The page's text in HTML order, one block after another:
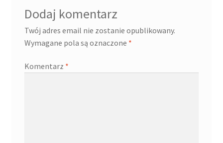
Dodaj komentarz
Twój adres email nie zostanie opublikowany.
Wymagane pola są oznaczone *
Komentarz *